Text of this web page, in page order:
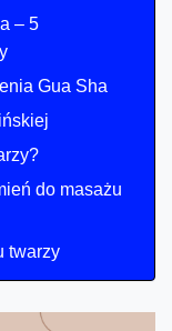
– 5
Gua Sha
do masażu
twarzy